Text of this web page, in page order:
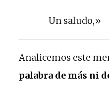
Un saludo,»
Analicemos este
palabra de más ni